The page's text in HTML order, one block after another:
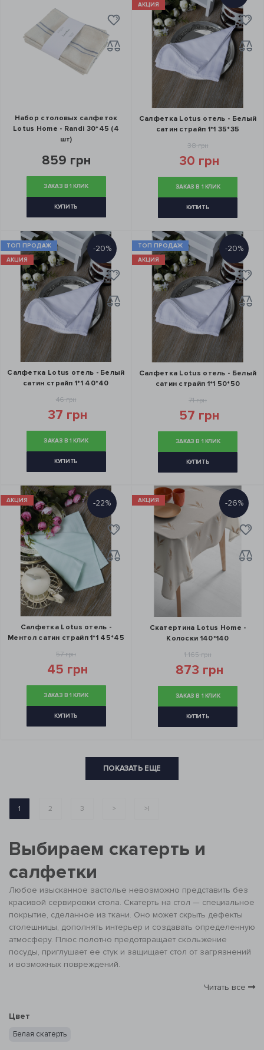
Набор столовых салфеток
Lotus Home - Randi 30*45 (4
шт)
859 грн
ЗАКАЗ В 1 КЛИК
КУПИТЬ
АКЦИЯ
Салфетка Lotus отель - Белый
сатин страйп 1*1 35*35
38 грн
30 грн
ЗАКАЗ В 1 КЛИК
КУПИТЬ
ТОП ПРОДАЖ
АКЦИЯ
-20%
Салфетка Lotus отель - Белый
сатин страйп 1*1 40*40
46 грн
37 грн
ЗАКАЗ В 1 КЛИК
КУПИТЬ
ТОП ПРОДАЖ
АКЦИЯ
-20%
Салфетка Lotus отель - Белый
сатин страйп 1*1 50*50
71 грн
57 грн
ЗАКАЗ В 1 КЛИК
КУПИТЬ
АКЦИЯ -22%
Салфетка Lotus отель -
Ментол сатин страйп 1*1 45*45
57 грн
45 грн
ЗАКАЗ В 1 КЛИК
КУПИТЬ
АКЦИЯ -26%
Скатертина Lotus Home -
Колоски 140*140
1 165 грн
873 грн
ЗАКАЗ В 1 КЛИК
КУПИТЬ
ПОКАЗАТЬ ЕЩЕ
1 2 3 > >|
Выбираем скатерть и
салфетки
Любое изысканное застолье невозможно представить без
красивой сервировки стола. Скатерть на стол — специальное
покрытие, сделанное из ткани. Оно может скрыть дефекты
столешницы, дополнять интерьер и создавать определенную
атмосферу. Плюс полотно предотвращает скольжение
посуды, приглушает ее стук и защищает стол от загрязнений
и возможных повреждений.
Покрытие может дополняться тканевыми салфетками,
прямому назначению.
Форма, размер, материал
Читать все
Цвет
Белая скатерть